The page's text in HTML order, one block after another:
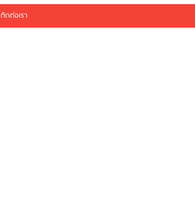
ติดต่อเรา